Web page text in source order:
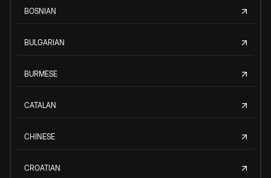
BOSNIAN
BULGARIAN
BURMESE
CATALAN
CHINESE
CROATIAN